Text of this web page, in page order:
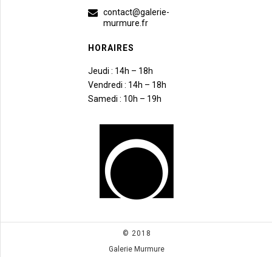
contact@galerie-
murmure.fr
HORAIRES
Jeudi : 14h – 18h
Vendredi : 14h – 18h
Samedi : 10h – 19h
© 2018
Galerie Murmure